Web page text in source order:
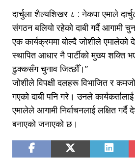
दार्चुला शैल्यशिखर ८ : नेकपा एमाले
संगठन बलियो रहेको दाबी गर्दै आगामी
एक कार्यक्रममा बोल्दै जोशीले एमालेको
स्थापित आधार नै पार्टीको मुख्य
ढुक्कसँग चुनाव जित्छौँ।”
जोशीले विपक्षी दलहरू विभाजित र
गएको दाबी पनि गरे। उनले
एमालेले आगामी निर्वाचनलाई लक्षित
बनाएको जनाएको छ।